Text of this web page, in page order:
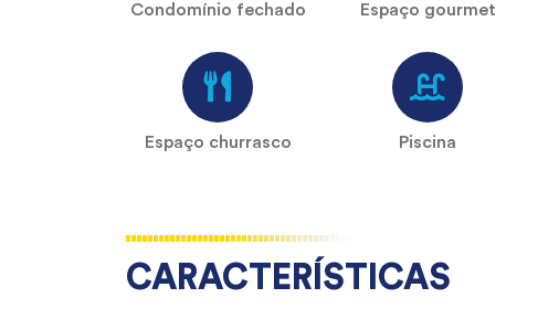
Condomínio fechado Espaço gourmet
Espaço churrasco Piscina
CARACTERÍSTICAS